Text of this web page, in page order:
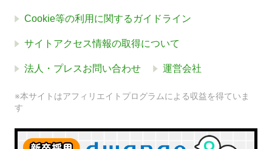
Cookie等の利用に関するガイドライン
サイトアクセス情報の取得について
法人・プレスお問い合わせ 運営会社
※本サイトはアフィリエイトプログラムによる収益を得ていま
す